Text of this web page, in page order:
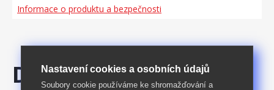
Informace o produktu a bezpečnosti
Doporučujeme
Nastavení cookies a osobních údajů
Soubory cookie používáme ke shromažďování a